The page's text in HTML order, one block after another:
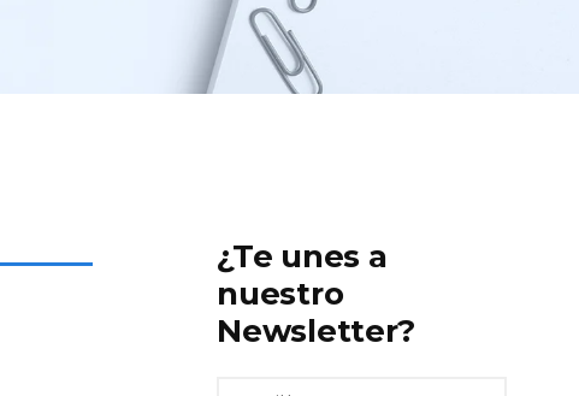
¿Te unes a
nuestro
Newsletter?